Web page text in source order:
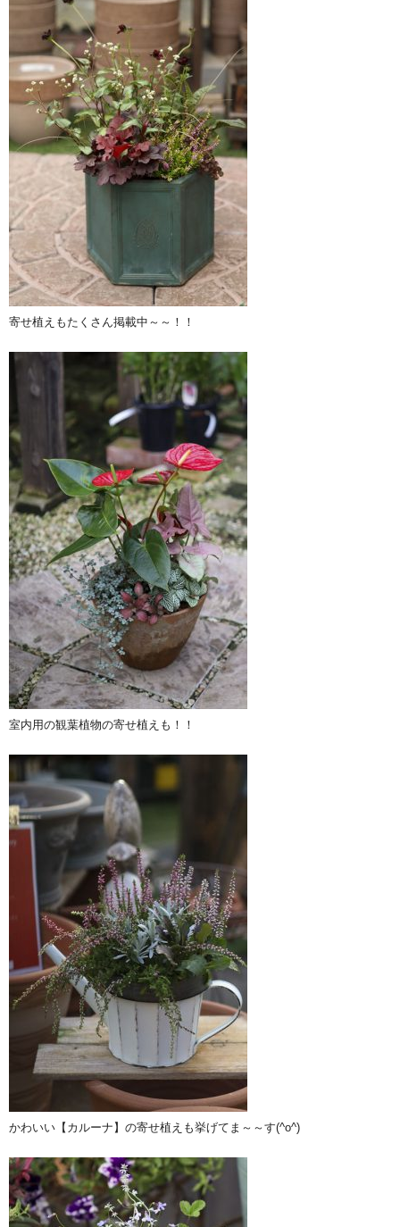
寄せ植えもたくさん掲載中～～！！
室内用の観葉植物の寄せ植えも！！
かわいい【カルーナ】の寄せ植えも挙げてま～～す(^o^)